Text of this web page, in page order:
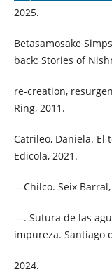
2025.
Betasamosake
back: Stories of
re-creation,
Ring, 2011.
Catrileo, Daniela. El
Edicola, 2021.
—Chilco. Seix Barral,
—. Sutura de las
impureza. Santiago
2024.